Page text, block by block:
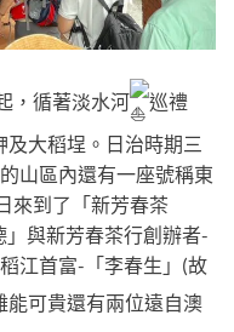
，循著淡水河
巡禮
大稻埕。日治時期三
山區內還有一座號稱東
來到了「新芳春茶
與新芳春茶行創辦者-
江首富-「李春生」(故
能可貴還有兩位遠自澳